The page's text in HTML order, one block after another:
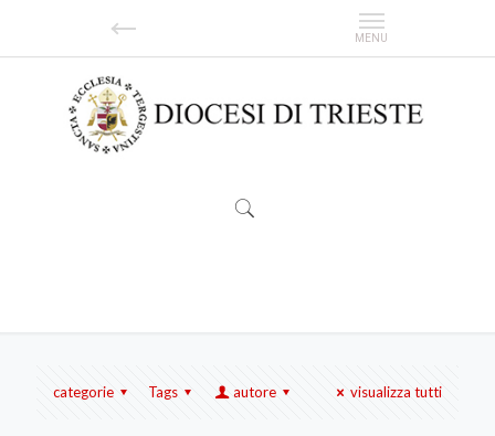
categorie Tags autore visualizza tutti